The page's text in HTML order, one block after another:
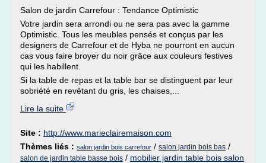
Salon de jardin Carrefour : Tendance Optimistic
Votre jardin sera arrondi ou ne sera pas avec la gamme
Optimistic. Tous les meubles pensés et conçus par les
designers de Carrefour et de Hyba ne pourront en aucun
cas vous faire broyer du noir grâce aux couleurs festives
qui les habillent.
Si la table de repas et la table bar se distinguent par leur
sobriété en revêtant du gris, les chaises,...
Lire la suite
Site : http://www.marieclairemaison.com
Thèmes liés : salon jardin bois carrefour / salon jardin bois bas /
salon de jardin table basse bois / mobilier jardin table bois salon